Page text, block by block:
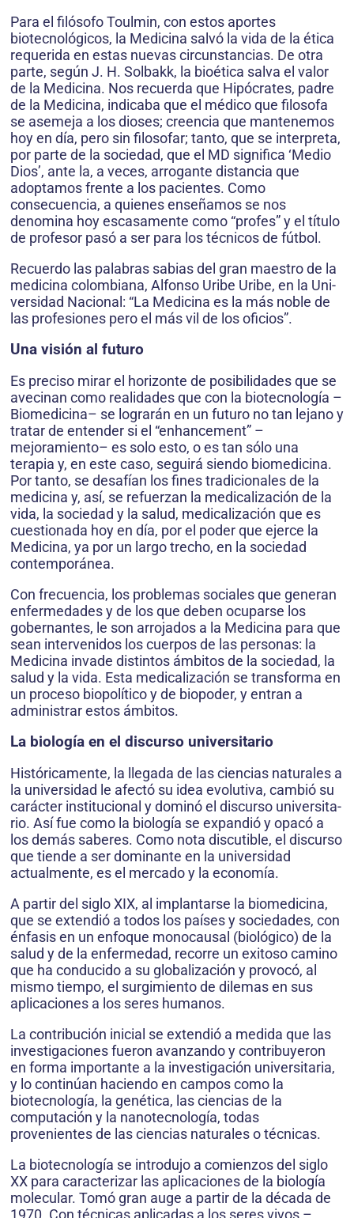
Para el filósofo Toulmin, con estos aportes
biotecnoló­gicos, la Medicina salvó la vida de la ética
requerida en estas nuevas circunstancias. De otra
parte, según J. H. Solbakk, la bioética salva el valor
de la Medicina. Nos recuerda que Hipócrates, padre
de la Medicina, indica­ba que el médico que filosofa
se asemeja a los dioses; creencia que mantenemos
hoy en día, pero sin filosofar; tanto, que se interpreta,
por parte de la sociedad, que el MD significa ‘Medio
Dios’, ante la, a veces, arrogante distancia que
adoptamos frente a los pacientes. Como
consecuencia, a quienes enseñamos se nos
denomina hoy escasamente como “profes” y el título
de profesor pasó a ser para los técnicos de fútbol.
Recuerdo las palabras sabias del gran maestro de la
medicina colombiana, Alfonso Uribe Uribe, en la Uni­
versidad Nacional: “La Medicina es la más noble de
las profesiones pero el más vil de los oficios”.
Una visión al futuro
Es preciso mirar el horizonte de posibilidades que se
avecinan como realidades que con la biotecnología –
Biomedicina– se lograrán en un futuro no tan lejano y
tratar de entender si el “enhancement” –
mejoramiento– es solo esto, o es tan sólo una
terapia y, en este caso, seguirá siendo biomedicina.
Por tanto, se desafían los fines tradicionales de la
medicina y, así, se refuerzan la medicalización de la
vida, la sociedad y la salud, medicalización que es
cuestionada hoy en día, por el poder que ejerce la
Medicina, ya por un largo trecho, en la sociedad
contemporánea.
Con frecuencia, los problemas sociales que generan
enfermedades y de los que deben ocuparse los
gober­nantes, le son arrojados a la Medicina para que
sean intervenidos los cuerpos de las personas: la
Medicina invade distintos ámbitos de la sociedad, la
salud y la vida. Esta medicalización se transforma en
un proceso biopolítico y de biopoder, y entran a
administrar estos ámbitos.
La biología en el discurso universitario
Históricamente, la llegada de las ciencias naturales a
la universidad le afectó su idea evolutiva, cambió su
carácter institucional y dominó el discurso universita­
rio. Así fue como la biología se expandió y opacó a
los demás saberes. Como nota discutible, el discurso
que tiende a ser dominante en la universidad
actualmente, es el mercado y la economía.
A partir del siglo XIX, al implantarse la biomedi­cina,
que se extendió a todos los países y sociedades, con
énfasis en un enfoque monocausal (biológico) de la
salud y de la enfermedad, recorre un exitoso camino
que ha conducido a su globalización y provocó, al
mismo tiempo, el surgimiento de dilemas en sus
aplicaciones a los seres humanos.
La contribución inicial se extendió a medida que las
investigaciones fueron avanzando y contribuyeron
en forma importante a la investigación universitaria,
y lo continúan haciendo en campos como la
biotecnología, la genética, las ciencias de la
computación y la nano­tecnología, todas
provenientes de las ciencias naturales o técnicas.
La biotecnología se introdujo a comienzos del siglo
XX para caracterizar las aplicaciones de la biología
mole­cular. Tomó gran auge a partir de la década de
1970. Con técnicas aplicadas a los seres vivos –